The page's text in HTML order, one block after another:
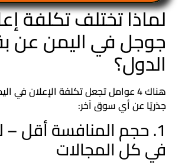
لماذا تختلف تكلفة
جوجل في اليمن عن
الدول؟
هناك 4 عوامل تجعل تكلفة الإعلان في
جذريًا عن أي سوق آخر:
1. حجم المنافسة أقل
في كل المجالات